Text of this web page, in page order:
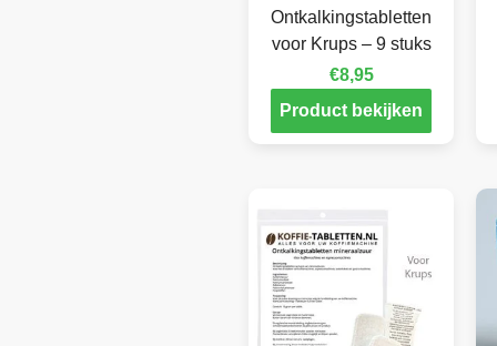
Ontkalkingstabletten
voor Krups – 9 stuks
€8,95
Product bekijken